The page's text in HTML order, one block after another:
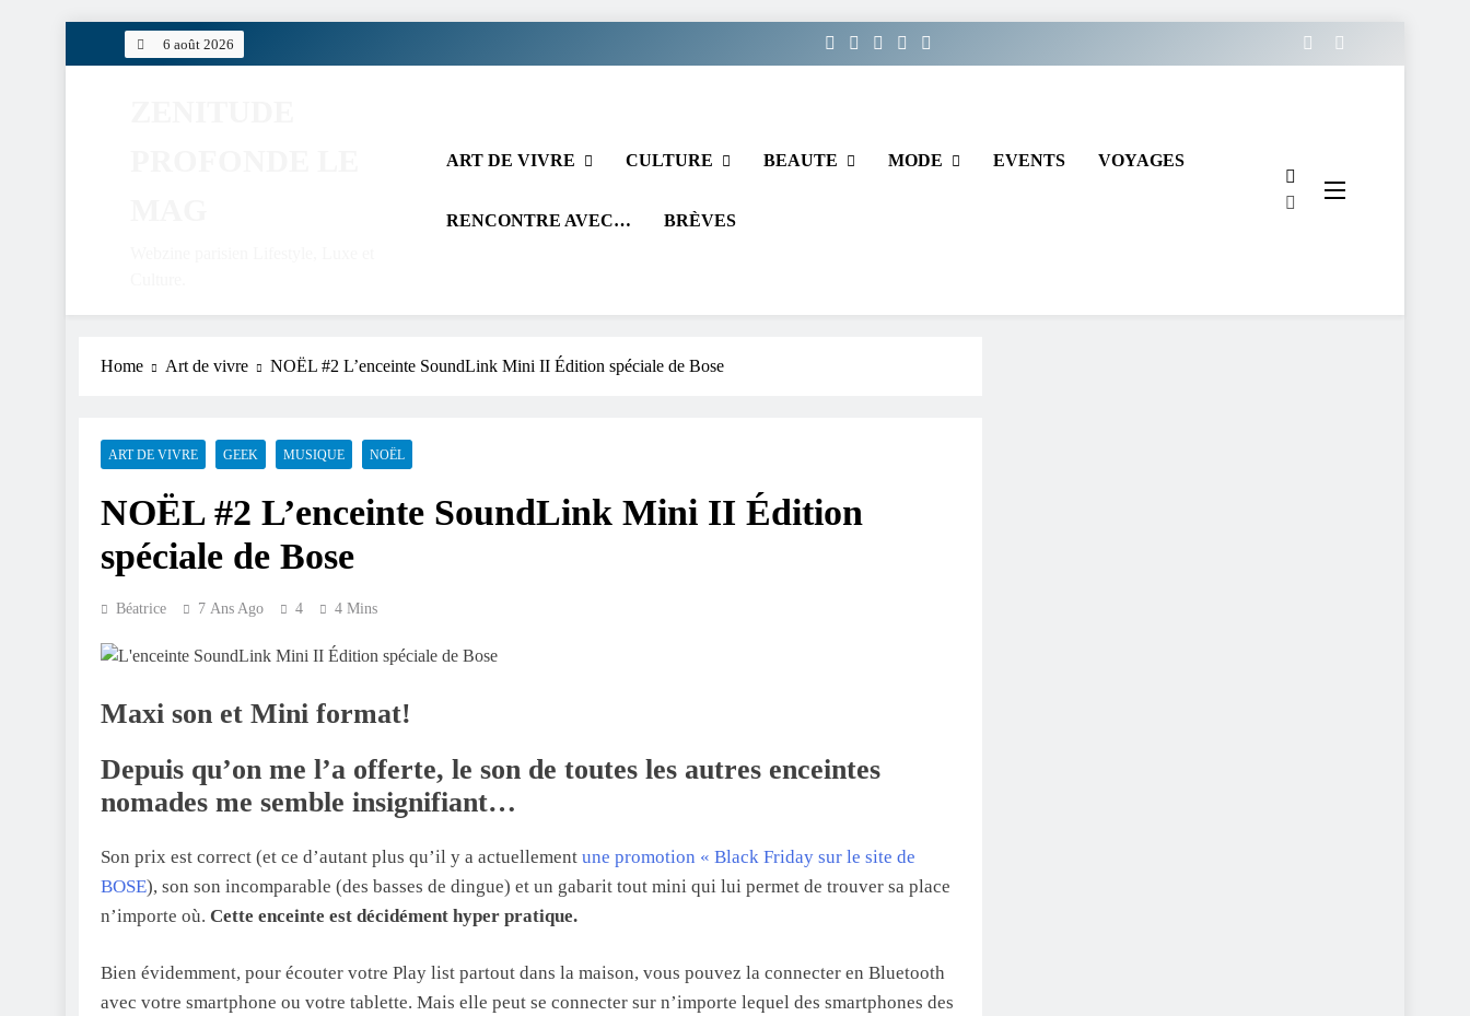
6 août 2026
ART DE VIVRE CULTURE BEAUTE MODE EVENTS VOYAGES
RENCONTRE AVEC… BRÈVES
Home Art de vivre NOËL #2 L’enceinte SoundLink Mini II Édition spéciale de Bose
ART DE VIVRE GEEK MUSIQUE NOËL
NOËL #2 L’enceinte SoundLink Mini II Édition
spéciale de Bose
Béatrice 7 Ans Ago 4 4 Mins
Maxi son et Mini format!
Depuis qu’on me l’a offerte, le son de toutes les autres enceintes
nomades me semble insignifiant…
Son prix est correct (et ce d’autant plus qu’il y a actuellement une promotion « Black Friday sur le site de
BOSE), son son incomparable (des basses de dingue) et un gabarit tout mini qui lui permet de trouver sa place
n’importe où. Cette enceinte est décidément hyper pratique.
Bien évidemment, pour écouter votre Play list partout dans la maison, vous pouvez la connecter en Bluetooth
avec votre smartphone ou votre tablette. Mais elle peut se connecter sur n’importe lequel des smartphones des